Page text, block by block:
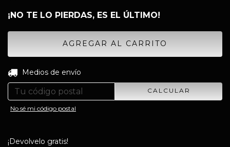
¡NO TE LO PIERDAS, ES EL ÚLTIMO!
Entregas para el CP:
Medios de envío
CALCULAR
No sé mi código postal
¡Devolvelo gratis!